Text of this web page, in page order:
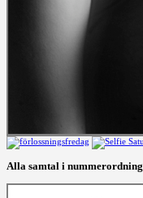
Alla samtal i nummerordning